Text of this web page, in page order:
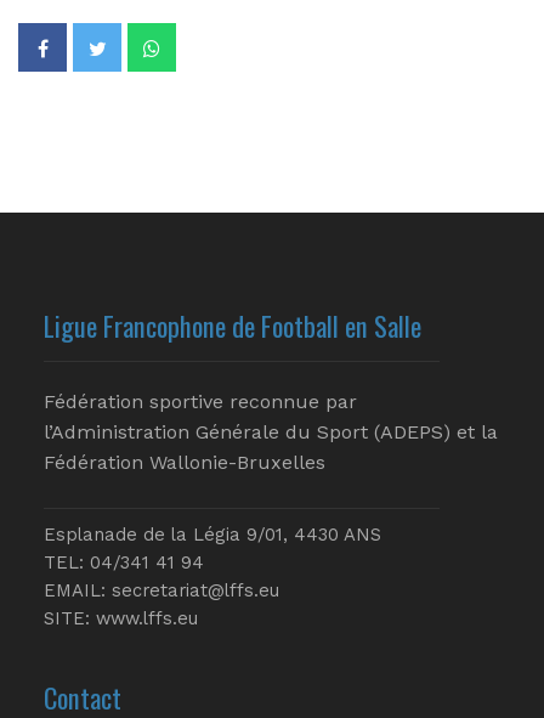
Ligue Francophone de Football en Salle
Fédération sportive reconnue par
l’Administration Générale du Sport (ADEPS) et la
Fédération Wallonie-Bruxelles
Esplanade de la Légia 9/01, 4430 ANS
TEL: 04/341 41 94
EMAIL: secretariat@lffs.eu
SITE: www.lffs.eu
Contact